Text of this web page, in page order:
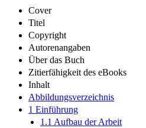
Cover
Titel
Copyright
Autorenangaben
Über das Buch
Zitierfähigkeit des eBooks
Inhalt
Abbildungsverzeichnis
1 Einführung
1.1 Aufbau der Arbeit